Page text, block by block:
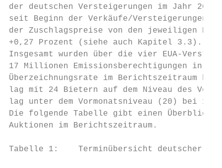
der deutschen Versteigerungen im Jahr
seit Beginn der Verkäufe/Versteigerungen
der Zuschlagspreise von den jeweiligen
+0,27 Prozent (siehe auch Kapitel 3.3).
Insgesamt wurden über die vier EUA-
17 Millionen Emissionsberechtigungen in
Überzeichnungsrate im Berichtszeitraum
lag mit 24 Bietern auf dem Niveau des
lag unter dem Vormonatsniveau (20) bei
Die folgende Tabelle gibt einen Überblick
Auktionen im Berichtszeitraum.
Tabelle 1:    Terminübersicht deutscher